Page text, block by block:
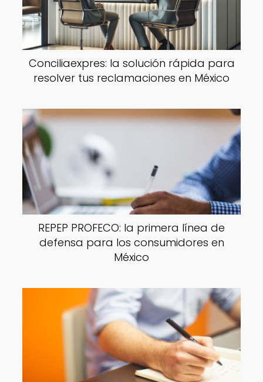
Conciliaexpres: la solución rápida para
resolver tus reclamaciones en México
REPEP PROFECO: la primera línea de
defensa para los consumidores en
México